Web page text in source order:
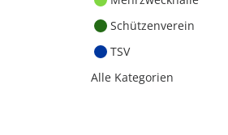
Schützenverein
TSV
Alle Kategorien